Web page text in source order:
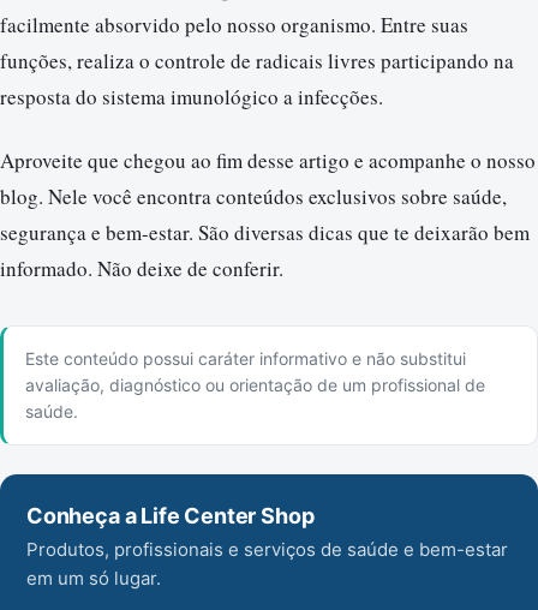
facilmente absorvido pelo nosso organismo. Entre suas
funções, realiza o controle de radicais livres participando na
resposta do sistema imunológico a infecções.
Aproveite que chegou ao fim desse artigo e acompanhe o nosso
blog. Nele você encontra conteúdos exclusivos sobre saúde,
segurança e bem-estar. São diversas dicas que te deixarão bem
informado. Não deixe de conferir.
Este conteúdo possui caráter informativo e não substitui
avaliação, diagnóstico ou orientação de um profissional de
saúde.
Conheça a Life Center Shop
Produtos, profissionais e serviços de saúde e bem-estar
em um só lugar.